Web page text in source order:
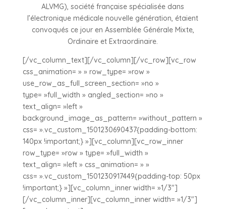
ALVMG), société française spécialisée dans
l’électronique médicale nouvelle génération, étaient
convoqués ce jour en Assemblée Générale Mixte,
Ordinaire et Extraordinaire.
[/vc_column_text][/vc_column][/vc_row][vc_row
css_animation= » » row_type= »row »
use_row_as_full_screen_section= »no »
type= »full_width » angled_section= »no »
text_align= »left »
background_image_as_pattern= »without_pattern »
css= ».vc_custom_1501230690437{padding-bottom:
140px !important;} »][vc_column][vc_row_inner
row_type= »row » type= »full_width »
text_align= »left » css_animation= » »
css= ».vc_custom_1501230917449{padding-top: 50px
!important;} »][vc_column_inner width= »1/3″]
[/vc_column_inner][vc_column_inner width= »1/3″]